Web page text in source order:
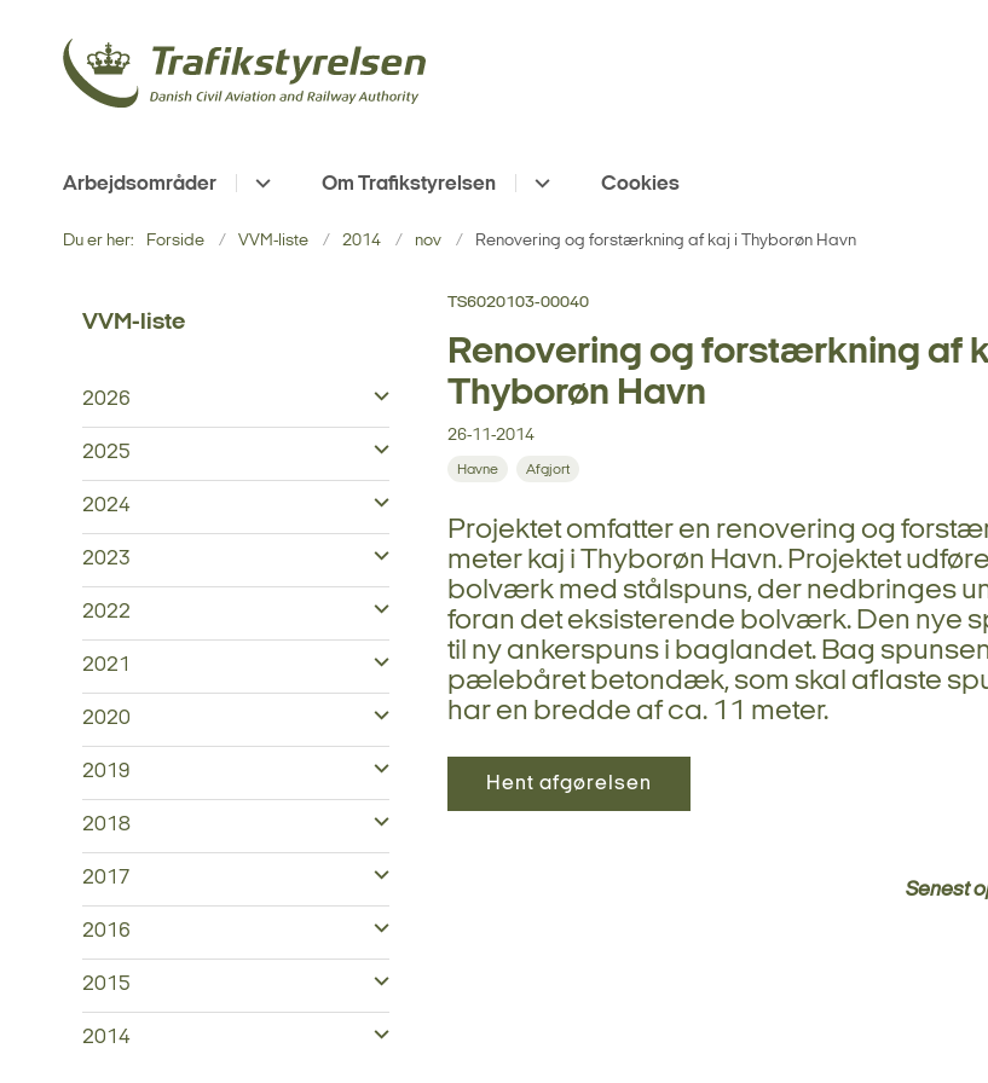
Arbejdsområder Om Trafikstyrelsen Cookies
Du er her: Forside VVM-liste 2014 nov Renovering og forstærkning af kaj i Thyborøn Havn
VVM-liste
2026
2025
2024
2023
2022
2021
2020
2019
2018
2017
2016
2015
2014
TS6020103-00040
Renovering og forstærkning af
Thyborøn Havn
26-11-2014
Havne Afgjort
Projektet omfatter en renovering og
meter kaj i Thyborøn Havn. Projektet
bolværk med stålspuns, der nedbringes
foran det eksisterende bolværk. Den nye
til ny ankerspuns i baglandet. Bag
pælebåret betondæk, som skal aflaste
har en bredde af ca. 11 meter.
Hent afgørelsen
Senest